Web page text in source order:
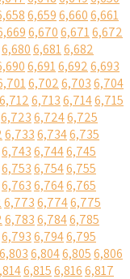
6,6596,6606,661
6,6706,6716,672
6,6806,6816,682
6,6916,6926,693
6,7026,7036,704
6,7126,7136,7146,715
6,7236,7246,725
6,7336,7346,735
6,7436,7446,745
6,7536,7546,755
6,7636,7646,765
6,7736,7746,775
6,7836,7846,785
6,7936,7946,795
6,8036,8046,8056,806
6,8156,8166,817